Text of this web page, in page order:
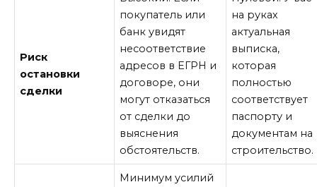
Риск
остановки
сделки
покупатель или
банк увидят
несоответствие
адресов в ЕГРН и
договоре, они
могут отказаться
от сделки до
выяснения
обстоятельств.
на руках
актуальная
выписка,
которая
полностью
соответствует
паспорту и
документам на
строительство.
Минимум усилий